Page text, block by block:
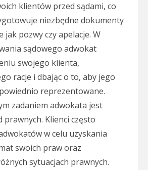
klientów przed sądami, co
niezbędne dokumenty
jak pozwy czy apelacje. W
sądowego adwokat
swojego klienta,
racje i dbając o to, aby jego
reprezentowane.
zadaniem adwokata jest
prawnych. Klienci często
w celu uzyskania
swoich praw oraz
sytuacjach prawnych.